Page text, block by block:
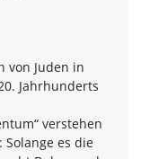
von Juden in
Jahrhunderts
verstehen
es die